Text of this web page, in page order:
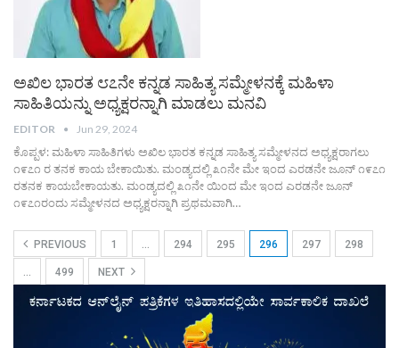
ಅಖಿಲ ಭಾರತ ೮೭ನೇ ಕನ್ನಡ ಸಾಹಿತ್ಯ ಸಮ್ಮೇಳನಕ್ಕೆ ಮಹಿಳಾ
ಸಾಹಿತಿಯನ್ನು ಅಧ್ಯಕ್ಷರನ್ನಾಗಿ ಮಾಡಲು ಮನವಿ
EDITOR Jun 29, 2024
ಕೊಪ್ಪಳ: ಮಹಿಳಾ ಸಾಹಿತಿಗಳು ಅಖಿಲ ಭಾರತ ಕನ್ನಡ ಸಾಹಿತ್ಯ ಸಮ್ಮೇಳನದ ಅಧ್ಯಕ್ಷರಾಗಲು
೧೯೭೧ ರ ತನಕ ಕಾಯ ಬೇಕಾಯಿತು. ಮಂಡ್ಯದಲ್ಲಿ ೩೧ನೇ ಮೇ ಇಂದ ಎರಡನೇ ಜೂನ್ ೧೯೭೧
ರತನಕ ಕಾಯಬೇಕಾಯತು. ಮಂಡ್ಯದಲ್ಲಿ ೩೧ನೇ ಯಿಂದ ಮೇ ಇಂದ ಎರಡನೇ ಜೂನ್
೧೯೭೧ರಂದು ಸಮ್ಮೇಳನದ ಅಧ್ಯಕ್ಷರನ್ನಾಗಿ ಪ್ರಥಮವಾಗಿ…
PREVIOUS 1 … 294 295 296 297 298
… 499 NEXT